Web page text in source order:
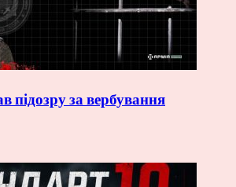
підозру за вербування